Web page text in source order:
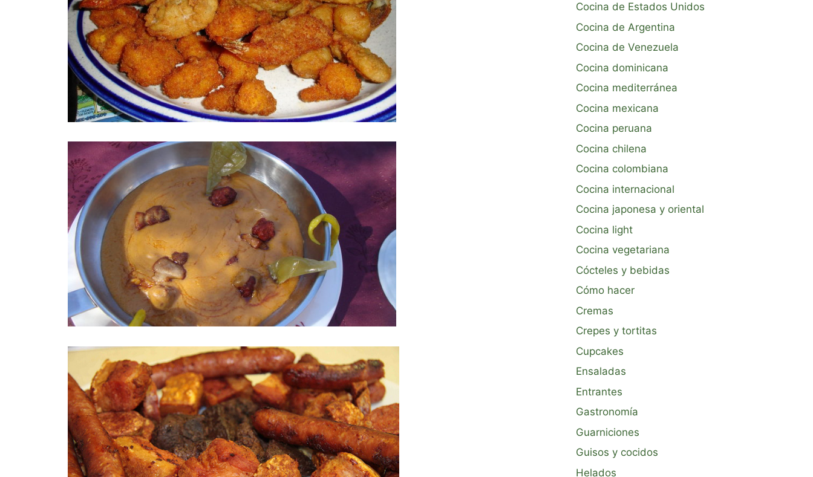
Cocina de Estados Unidos
Cocina de Argentina
Cocina de Venezuela
Cocina dominicana
Cocina mediterránea
Cocina mexicana
Cocina peruana
Cocina chilena
Cocina colombiana
Cocina internacional
Cocina japonesa y oriental
Cocina light
Cocina vegetariana
Cócteles y bebidas
Cómo hacer
Cremas
Crepes y tortitas
Cupcakes
Ensaladas
Entrantes
Gastronomía
Guarniciones
Guisos y cocidos
Helados